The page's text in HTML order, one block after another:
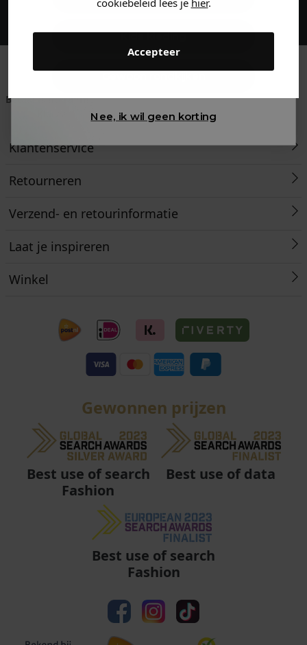
cookiebeleid lees je hier.
Accepteer
korting op je eerste bestelling!
Betaal achteraf met
Voor 23:59 besteld
is morgen in huis!*
Klanten beoordelen
ons met een 9,6!
Klantenservice
Retourneren
Verzend- en retourinformatie
Laat je inspireren
Winkel
Gewonnen prijzen
Best use of search
Fashion
Best use of data
Best use of search
Fashion
Kids kleding
Nee, ik wil geen korting